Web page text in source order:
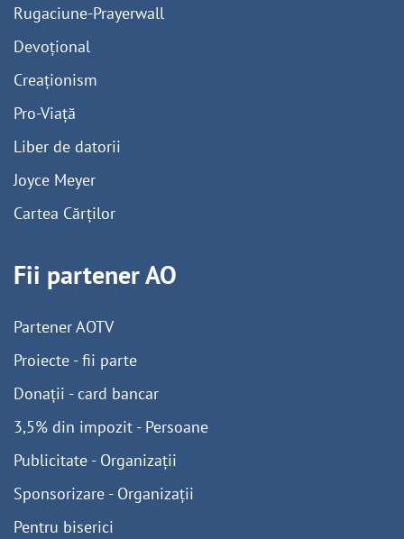
Rugaciune-Prayerwall
Devoțional
Creaționism
Pro-Viață
Liber de datorii
Joyce Meyer
Cartea Cărților
Fii partener AO
Partener AOTV
Proiecte - fii parte
Donații - card bancar
3,5% din impozit - Persoane
Publicitate - Organizații
Sponsorizare - Organizații
Pentru biserici